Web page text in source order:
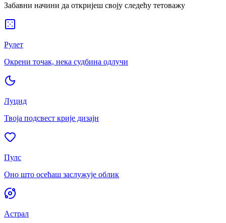
Забавни начини да откријеш своју следећу тетоважу
Рулет
Окрени точак, нека судбина одлучи
Луцид
Твоја подсвест крије дизајн
Пулс
Оно што осећаш заслужује облик
Астрал